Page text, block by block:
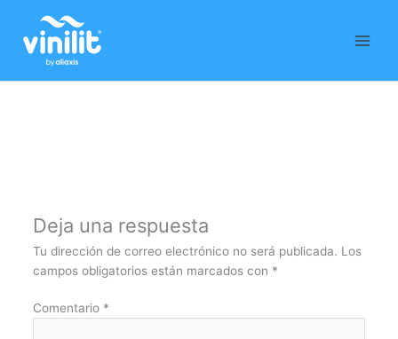
contenido
Deja una respuesta
Tu dirección de correo electrónico no será publicada. Los
campos obligatorios están marcados con *
Comentario *